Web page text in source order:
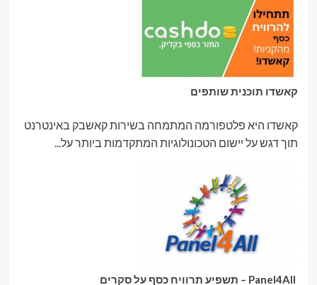
קאשדו תוכנית שותפים
קאשדו היא פלטפורמה המתמחה בשירות קאשבק באינטרנט
תוך דגש על יישום הטכונולוגיות המתקדמות ביותר על...